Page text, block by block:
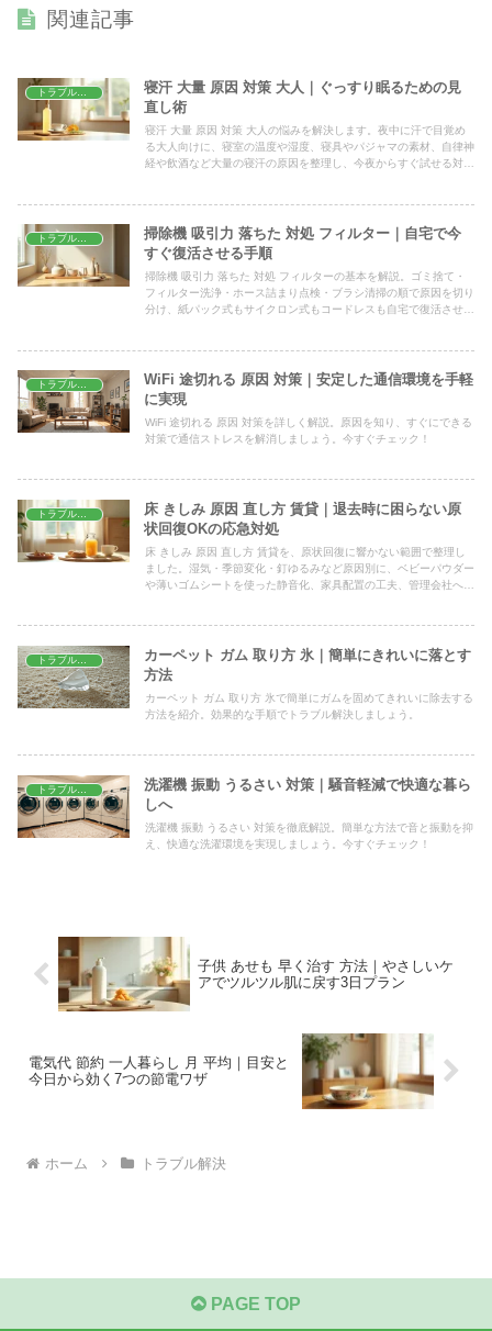
関連記事
トラブル解決
寝汗 大量 原因 対策 大人｜ぐっすり眠るための見
直し術
寝汗 大量 原因 対策 大人の悩みを解決します。夜中に汗で目覚め
る大人向けに、寝室の温度や湿度、寝具やパジャマの素材、自律神
経や飲酒など大量の寝汗の原因を整理し、今夜からすぐ試せる対策
トラブル解決
掃除機 吸引力 落ちた 対処 フィルター｜自宅で今
すぐ復活させる手順
掃除機 吸引力 落ちた 対処 フィルターの基本を解説。ゴミ捨て・
フィルター洗浄・ホース詰まり点検・ブラシ清掃の順で原因を切り
分け、紙パック式もサイクロン式もコードレスも自宅で復活させる
トラブル解決
WiFi 途切れる 原因 対策｜安定した通信環境を手軽
に実現
WiFi 途切れる 原因 対策を詳しく解説。原因を知り、すぐにできる
対策で通信ストレスを解消しましょう。今すぐチェック！
トラブル解決
床 きしみ 原因 直し方 賃貸｜退去時に困らない原
状回復OKの応急対処
床 きしみ 原因 直し方 賃貸を、原状回復に響かない範囲で整理し
ました。湿気・季節変化・釘ゆるみなど原因別に、ベビーパウダー
や薄いゴムシートを使った静音化、家具配置の工夫、管理会社へ連
トラブル解決
カーペット ガム 取り方 氷｜簡単にきれいに落とす
方法
カーペット ガム 取り方 氷で簡単にガムを固めてきれいに除去する
方法を紹介。効果的な手順でトラブル解決しましょう。
トラブル解決
洗濯機 振動 うるさい 対策｜騒音軽減で快適な暮ら
しへ
洗濯機 振動 うるさい 対策を徹底解説。簡単な方法で音と振動を抑
え、快適な洗濯環境を実現しましょう。今すぐチェック！
子供 あせも 早く治す 方法｜やさしいケ
アでツルツル肌に戻す3日プラン
電気代 節約 一人暮らし 月 平均｜目安と
今日から効く7つの節電ワザ
ホーム トラブル解決
PAGE TOP